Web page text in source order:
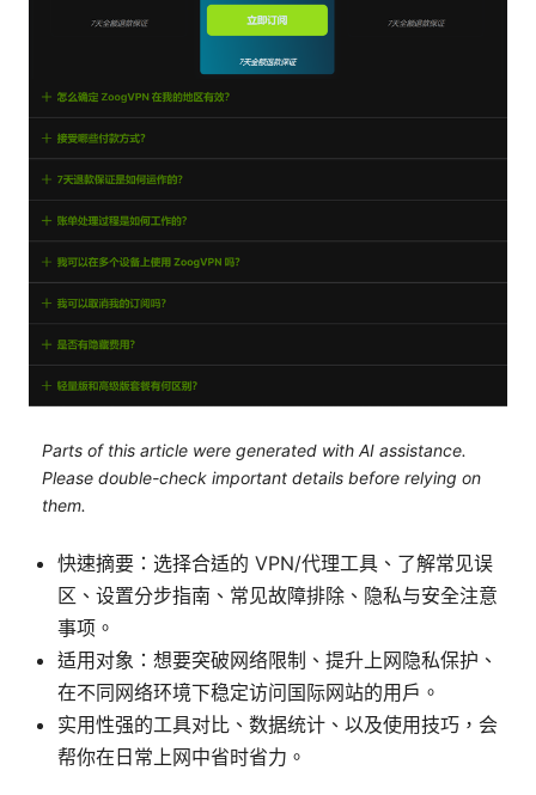
Parts of this article were generated with AI assistance.
Please double-check important details before relying on
them.
快速摘要：选择合适的 VPN/代理工具、了解常见误
区、设置分步指南、常见故障排除、隐私与安全注意
事项。
适用对象：想要突破网络限制、提升上网隐私保护、
在不同网络环境下稳定访问国际网站的用户。
实用性强的工具对比、数据统计、以及使用技巧，会
帮你在日常上网中省时省力。